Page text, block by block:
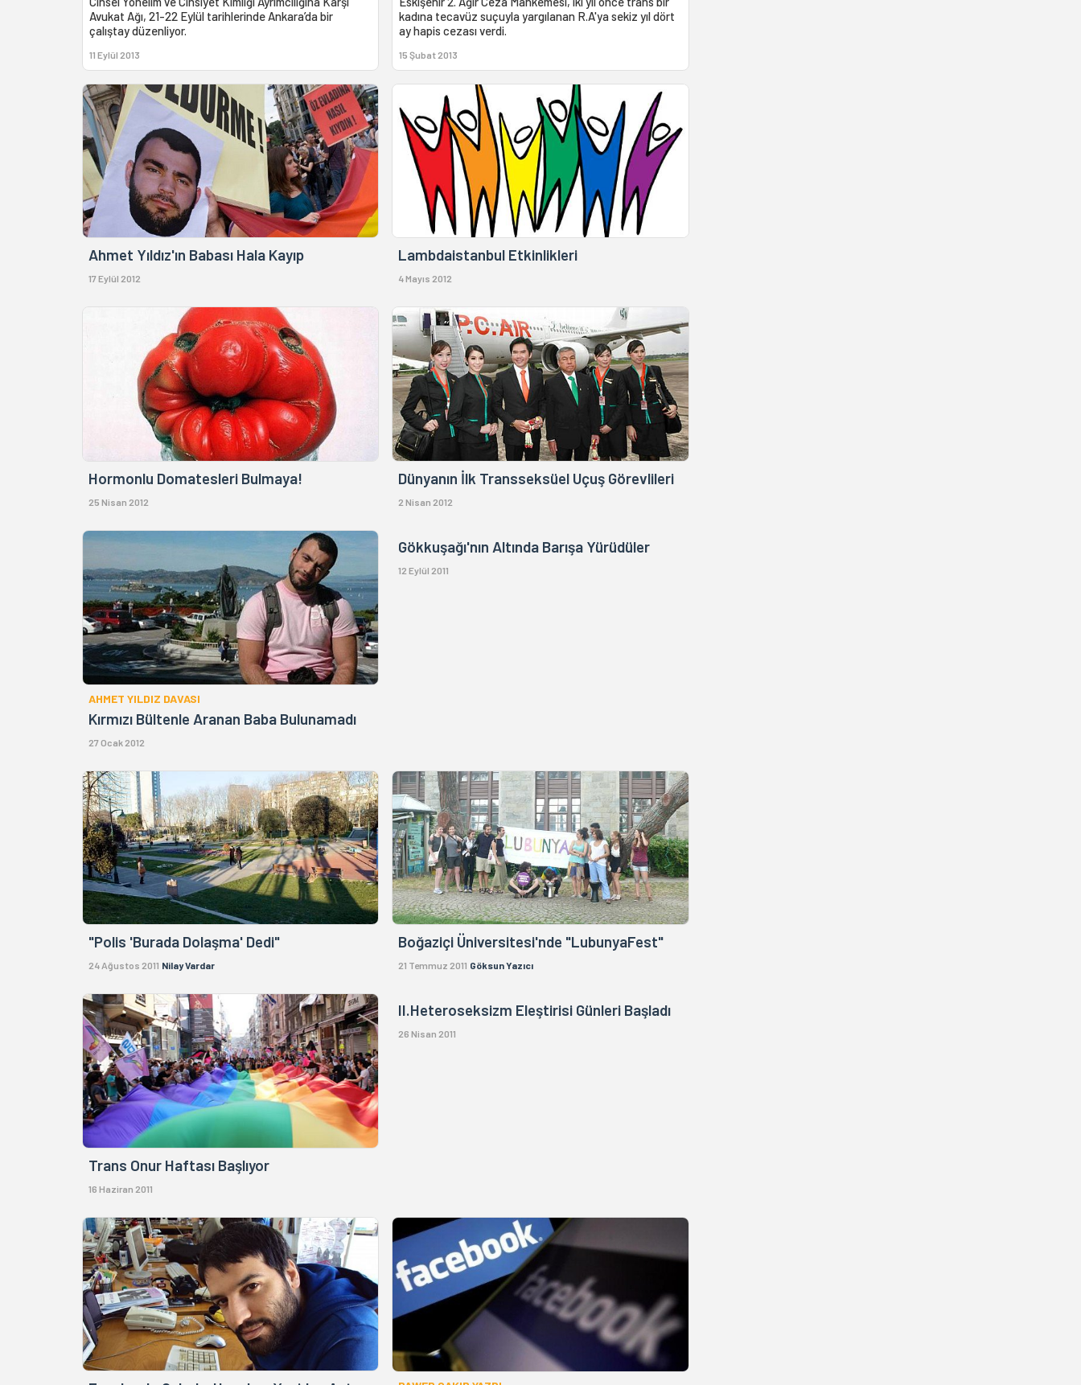
Avukat Ağı, 21-22 Eylül tarihlerinde Ankara’da bir
çalıştay düzenliyor.
11 Eylül 2013
kadına tecavüz suçuyla yargılanan R.A'ya sekiz yıl dört
ay hapis cezası verdi.
15 Şubat 2013
Ahmet Yıldız'ın Babası Hala Kayıp
17 Eylül 2012
Lambdaistanbul Etkinlikleri
4 Mayıs 2012
Hormonlu Domatesleri Bulmaya!
25 Nisan 2012
Dünyanın İlk Transseksüel Uçuş Görevlileri
2 Nisan 2012
AHMET YILDIZ DAVASI
Kırmızı Bültenle Aranan Baba Bulunamadı
27 Ocak 2012
Gökkuşağı'nın Altında Barışa Yürüdüler
12 Eylül 2011
"Polis 'Burada Dolaşma' Dedi"
24 Ağustos 2011 Nilay Vardar
Boğaziçi Üniversitesi'nde "LubunyaFest"
21 Temmuz 2011 Göksun Yazıcı
Trans Onur Haftası Başlıyor
16 Haziran 2011
II.Heteroseksizm Eleştirisi Günleri Başladı
26 Nisan 2011